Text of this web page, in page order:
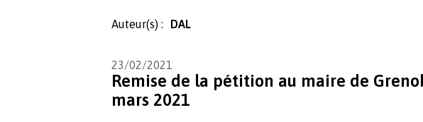
Auteur(s) : DAL
23/02/2021
Remise de la pétition au maire de
mars 2021